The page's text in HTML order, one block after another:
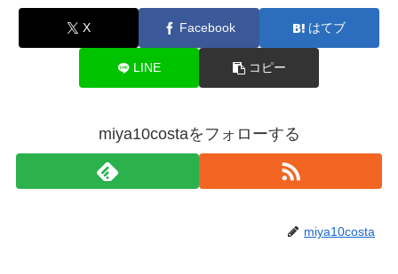
X Facebook はてブ
LINE コピー
miya10costaをフォローする
miya10costa